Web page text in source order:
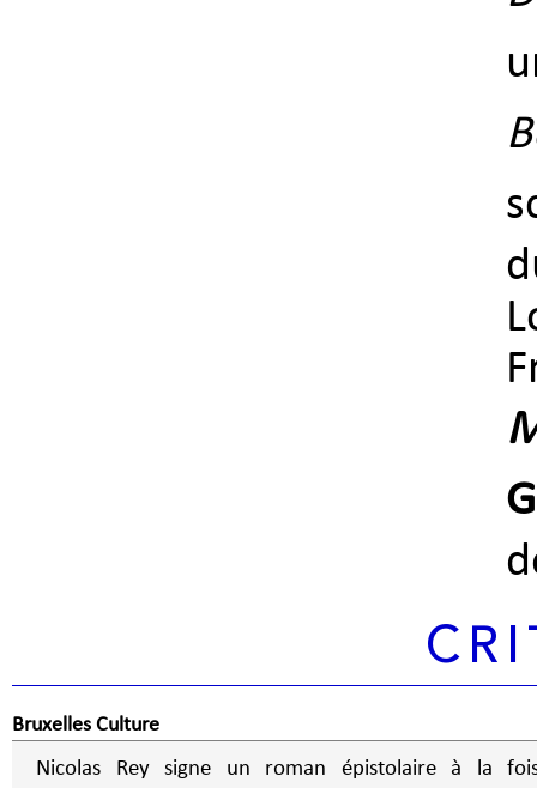
Bruxelles Culture
Nicolas Rey signe un roman épistolaire à la